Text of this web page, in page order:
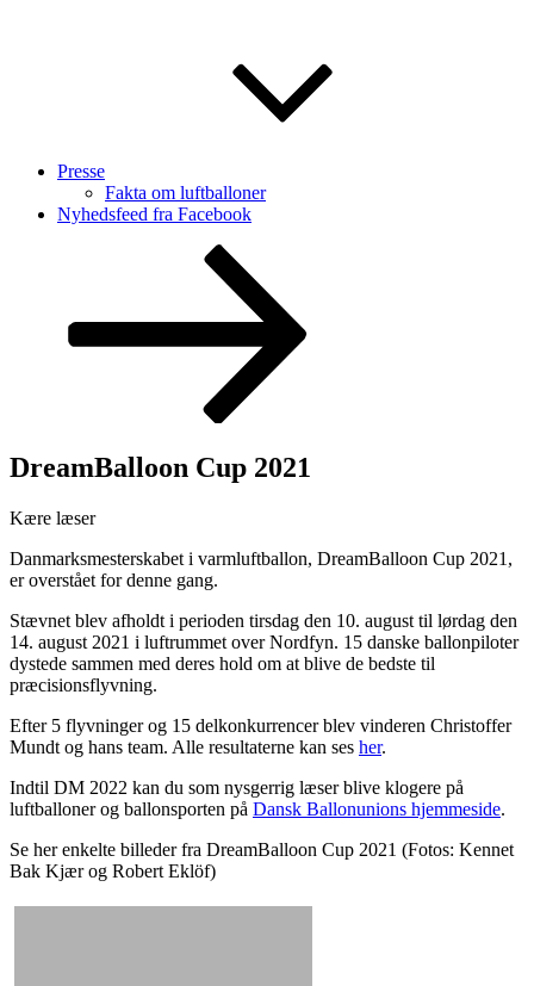
Presse
Fakta om luftballoner
Nyhedsfeed fra Facebook
DreamBalloon Cup 2021
Kære læser
Danmarksmesterskabet i varmluftballon, DreamBalloon Cup 2021,
er overstået for denne gang.
Stævnet blev afholdt i perioden tirsdag den 10. august til lørdag den
14. august 2021 i luftrummet over Nordfyn. 15 danske ballonpiloter
dystede sammen med deres hold om at blive de bedste til
præcisionsflyvning.
Efter 5 flyvninger og 15 delkonkurrencer blev vinderen Christoffer
Mundt og hans team. Alle resultaterne kan ses her.
Indtil DM 2022 kan du som nysgerrig læser blive klogere på
luftballoner og ballonsporten på Dansk Ballonunions hjemmeside.
Se her enkelte billeder fra DreamBalloon Cup 2021 (Fotos: Kennet
Bak Kjær og Robert Eklöf)